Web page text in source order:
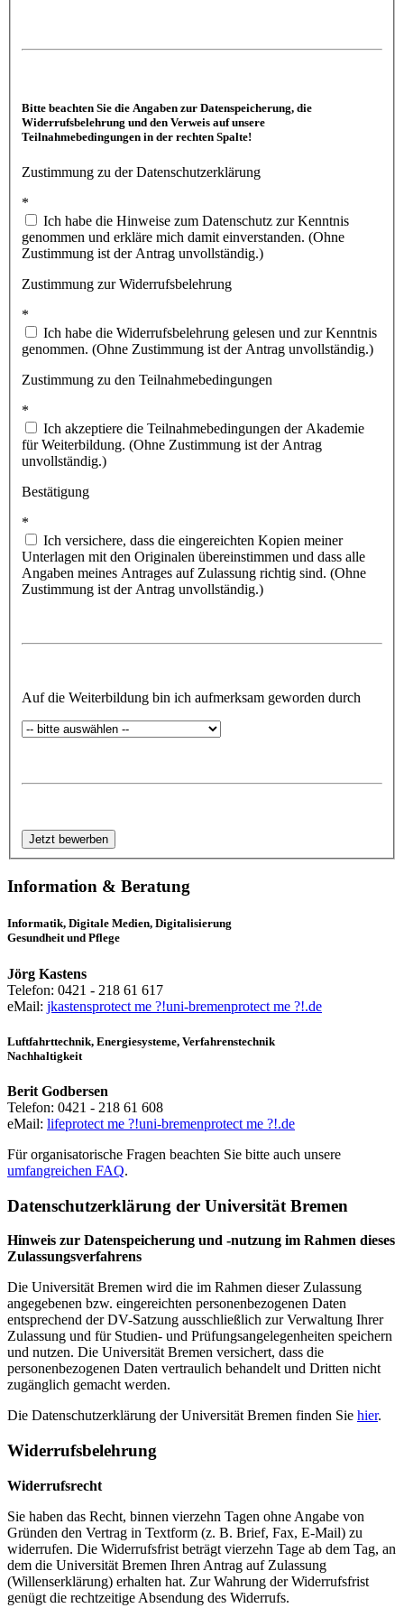
Bitte beachten Sie die Angaben zur Datenspeicherung, die
Widerrufsbelehrung und den Verweis auf unsere
Teilnahmebedingungen in der rechten Spalte!
Zustimmung zu der Datenschutzerklärung
*
genommen und erkläre mich damit einverstanden. (Ohne
Zustimmung ist der Antrag unvollständig.)
Zustimmung zur Widerrufsbelehrung
*
genommen. (Ohne Zustimmung ist der Antrag unvollständig.)
Zustimmung zu den Teilnahmebedingungen
*
für Weiterbildung. (Ohne Zustimmung ist der Antrag
unvollständig.)
Bestätigung
*
Unterlagen mit den Originalen übereinstimmen und dass alle
Angaben meines Antrages auf Zulassung richtig sind. (Ohne
Zustimmung ist der Antrag unvollständig.)
Auf die Weiterbildung bin ich aufmerksam geworden durch
Information & Beratung
Informatik, Digitale Medien, Digitalisierung
Gesundheit und Pflege
Jörg Kastens
Telefon: 0421 - 218 61 617
eMail: jkastensprotect me ?!uni-bremenprotect me ?!.de
Luftfahrttechnik, Energiesysteme, Verfahrenstechnik
Nachhaltigkeit
Berit Godbersen
Telefon: 0421 - 218 61 608
eMail: lifeprotect me ?!uni-bremenprotect me ?!.de
Für organisatorische Fragen beachten Sie bitte auch unsere
umfangreichen FAQ.
Datenschutzerklärung der Universität Bremen
Hinweis zur Datenspeicherung und -nutzung im Rahmen dieses
Zulassungsverfahrens
Die Universität Bremen wird die im Rahmen dieser Zulassung
angegebenen bzw. eingereichten personenbezogenen Daten
entsprechend der DV-Satzung ausschließlich zur Verwaltung Ihrer
Zulassung und für Studien- und Prüfungsangelegenheiten speichern
und nutzen. Die Universität Bremen versichert, dass die
personenbezogenen Daten vertraulich behandelt und Dritten nicht
zugänglich gemacht werden.
Die Datenschutzerklärung der Universität Bremen finden Sie hier.
Widerrufsbelehrung
Widerrufsrecht
Sie haben das Recht, binnen vierzehn Tagen ohne Angabe von
Gründen den Vertrag in Textform (z. B. Brief, Fax, E-Mail) zu
widerrufen. Die Widerrufsfrist beträgt vierzehn Tage ab dem Tag, an
dem die Universität Bremen Ihren Antrag auf Zulassung
(Willenserklärung) erhalten hat. Zur Wahrung der Widerrufsfrist
genügt die rechtzeitige Absendung des Widerrufs.